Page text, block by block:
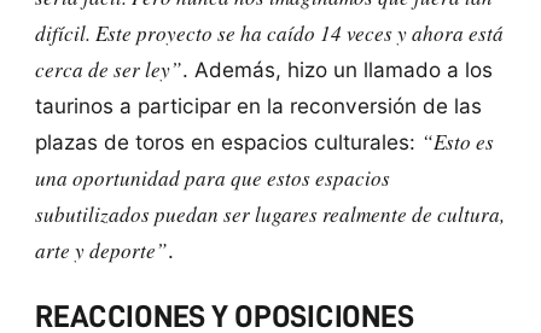
difícil. Este proyecto se ha caído 14 veces y ahora está
cerca de ser ley”. Además, hizo un llamado a los
taurinos a participar en la reconversión de las
plazas de toros en espacios culturales: “Esto es
una oportunidad para que estos espacios
subutilizados puedan ser lugares realmente de cultura,
arte y deporte”.
REACCIONES Y OPOSICIONES